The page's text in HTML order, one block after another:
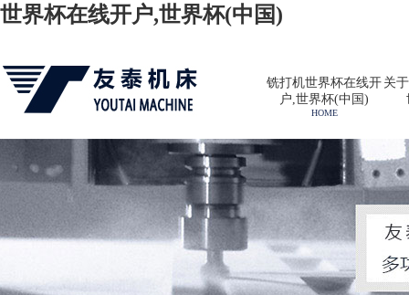
世界杯在线开户,世界杯(中国)
铣打机世界杯在线开
户,世界杯(中国)
HOME
关